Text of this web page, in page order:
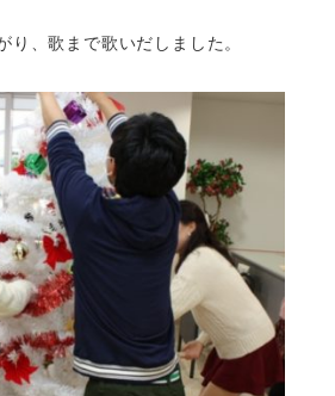
り、歌まで歌いだしました。